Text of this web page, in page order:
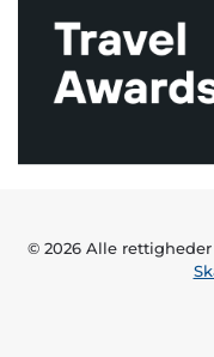
© 2026Alle rettigheder